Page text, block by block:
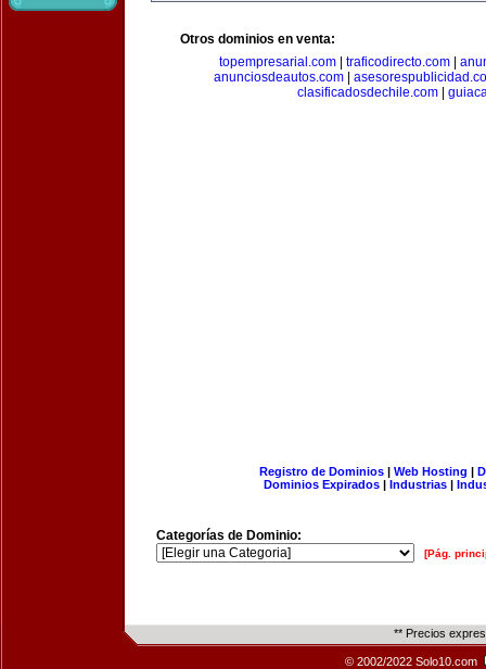
Otros dominios en venta:
topempresarial.com
traficodirecto.com
anunciosdeautos.com|
clasificadosdechile.com|
Registro de Dominios| Web Hosting |
Dominios Expirados | Industrias |
Categorías de Dominio:
[Pág.
** Precios
© 2002/2022 Solo10.com